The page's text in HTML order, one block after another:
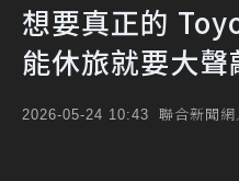
想要真正的
能休旅就要大聲
2026-05-24 10:43 聯合新聞